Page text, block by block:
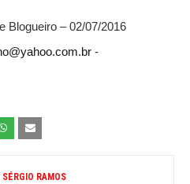
Blogueiro – 02/07/2016
-
SÉRGIO RAMOS